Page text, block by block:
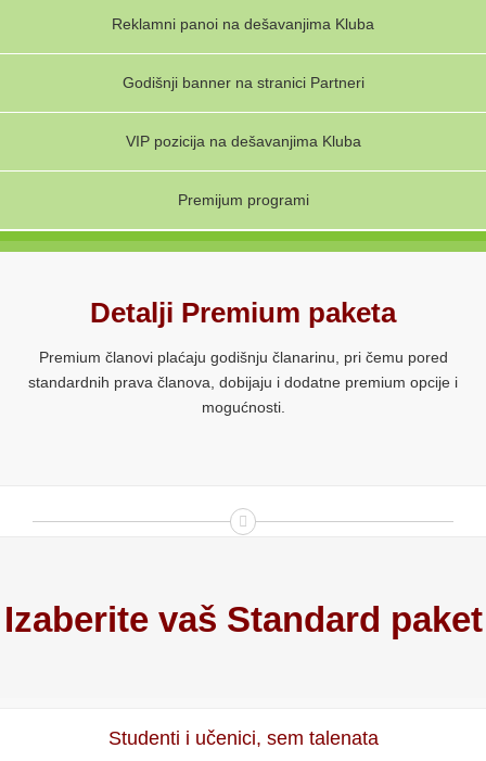
Reklamni panoi na dešavanjima Kluba
Godišnji banner na stranici Partneri
VIP pozicija na dešavanjima Kluba
Premijum programi
Detalji Premium paketa
Premium članovi plaćaju godišnju članarinu, pri čemu pored
standardnih prava članova, dobijaju i dodatne premium opcije i
mogućnosti.
Izaberite vaš Standard paket
Studenti i učenici, sem talenata